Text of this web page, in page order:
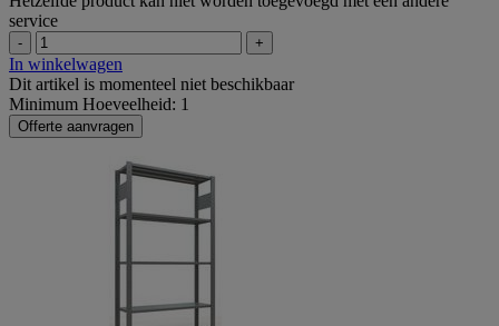
service
- +
In winkelwagen
Dit artikel is momenteel niet beschikbaar
Minimum Hoeveelheid: 1
Offerte aanvragen